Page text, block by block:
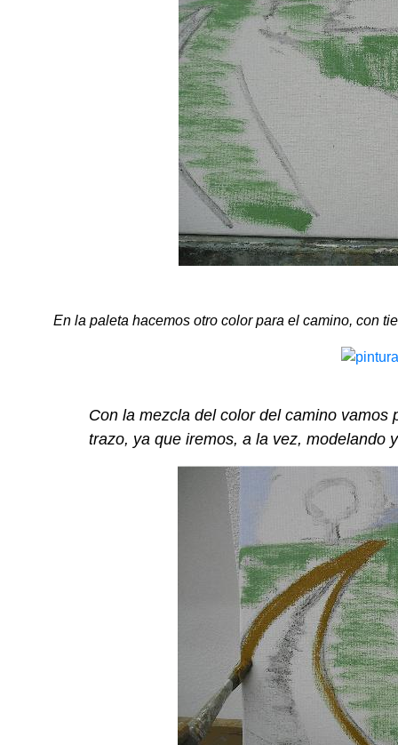
En la paleta hacemos otro color para el camino, con
Con la mezcla del color del camino
trazo, ya que iremos, a la vez, modelando